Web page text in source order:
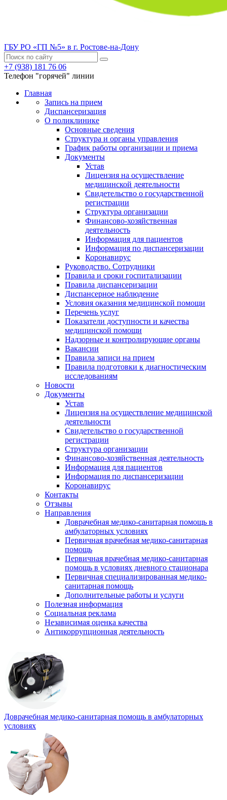
ГБУ РО «ГП №5» в г. Ростове-на-Дону
+7 (938) 181 76 06
Телефон "горячей" линии
Главная
Запись на прием
Диспансеризация
О поликлинике
Основные сведения
Структура и органы управления
График работы организации и приема
Документы
Устав
Лицензия на осуществление
медицинской деятельности
Свидетельство о государственной
регистрации
Структура организации
Финансово-хозяйственная
деятельность
Информация для пациентов
Информация по диспансеризации
Коронавирус
Руководство. Сотрудники
Правила и сроки госпитализации
Правила диспансеризации
Диспансерное наблюдение
Условия оказания медицинской помощи
Перечень услуг
Показатели доступности и качества
медицинской помощи
Надзорные и контролирующие органы
Вакансии
Правила записи на прием
Правила подготовки к диагностическим
исследованиям
Новости
Документы
Устав
Лицензия на осуществление медицинской
деятельности
Свидетельство о государственной
регистрации
Структура организации
Финансово-хозяйственная деятельность
Информация для пациентов
Информация по диспансеризации
Коронавирус
Контакты
Отзывы
Направления
Доврачебная медико-санитарная помощь в
амбулаторных условиях
Первичная врачебная медико-санитарная
помощь
Первичная врачебная медико-санитарная
помощь в условиях дневного стационара
Первичная специализированная медико-
санитарная помощь
Дополнительные работы и услуги
Полезная информация
Социальная реклама
Независимая оценка качества
Антикоррупционная деятельность
Доврачебная медико-санитарная помощь в амбулаторных
условиях